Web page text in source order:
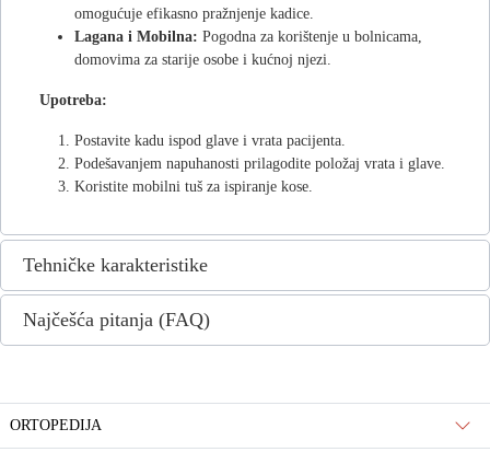
ORTOPEDIJA
omogućuje efikasno pražnjenje kadice.
Lagana i Mobilna: Pogodna za korištenje u bolnicama,
domovima za starije osobe i kućnoj njezi.
Upotreba:
Postavite kadu ispod glave i vrata pacijenta.
Podešavanjem napuhanosti prilagodite položaj vrata i glave.
Koristite mobilni tuš za ispiranje kose.
Tehničke karakteristike
Najčešća pitanja (FAQ)